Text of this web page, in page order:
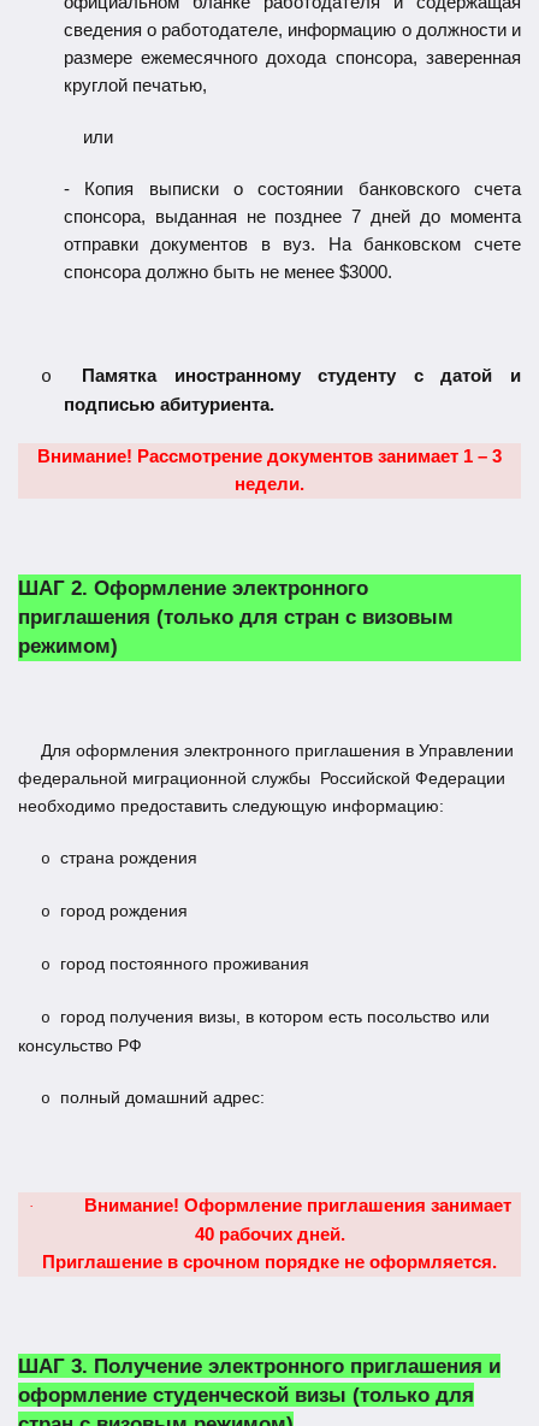
сведения о работодателе, информацию о должности и
размере ежемесячного дохода спонсора, заверенная
круглой печатью,
или
- Копия выписки о состоянии банковского счета
спонсора, выданная не позднее 7 дней до момента
отправки документов в вуз. На банковском счете
спонсора должно быть не менее $3000.
o
Памятка иностранному студенту с датой и
подписью абитуриента.
Внимание! Рассмотрение документов занимает 1 – 3
недели.
ШАГ 2. Оформление электронного
приглашения (только для стран с визовым
режимом)
Для оформления электронного приглашения в Управлении
федеральной миграционной службы Российской Федерации
необходимо предоставить следующую информацию:
o страна рождения
o город рождения
o город постоянного проживания
o
город получения визы, в котором есть посольство или
консульство РФ
o полный домашний адрес:
· Внимание! Оформление приглашения занимает
40 рабочих дней.
Приглашение в срочном порядке не оформляется.
ШАГ 3. Получение электронного приглашения и
оформление студенческой визы (только для